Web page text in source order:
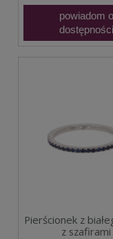
powiadom o
dostępności
Pierścionek z
z szafirami